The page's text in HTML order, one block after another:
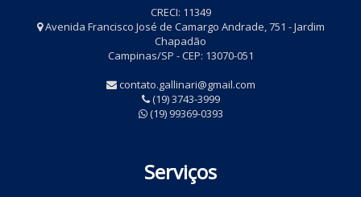
CRECI: 11349
Avenida Francisco José de Camargo Andrade, 751 - Jardim
Chapadão
Campinas/SP - CEP: 13070-051
contato.gallinari@gmail.com
(19) 3743-3999
(19) 99369-0393
Serviços